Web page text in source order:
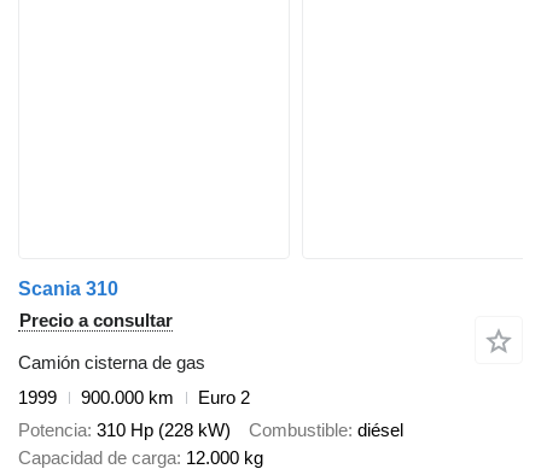
Scania 310
Precio a consultar
Camión cisterna de gas
1999
900.000 km
Euro 2
Potencia 310 Hp (228 kW) Combustible diésel
Capacidad de carga 12.000 kg